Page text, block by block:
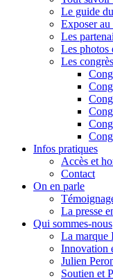
Le guide
Exposer au
Les
Les photos
Les
Infos pratiques
Accès et
Contact
On en parle
La presse
Qui sommes-nous
La marque
Innovation
Julien
Soutien et